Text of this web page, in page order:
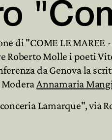
di "COME LE
Roberto Molle i poeti
da Genova la
ModeraAnnamaria
Lamarque", via